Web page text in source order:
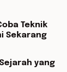
Teknik
Sekarang
yang